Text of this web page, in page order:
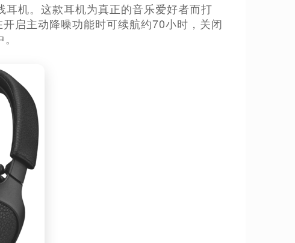
机。这款耳机为真正的音乐爱好者而打
启主动降噪功能时可续航约70小时，关闭